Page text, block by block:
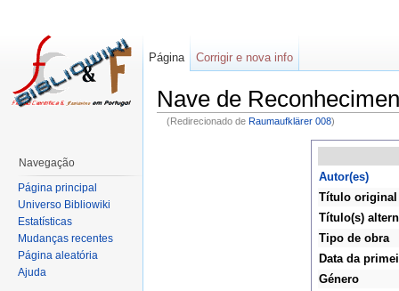
Nave de
(Redirecionado de Raumaufklärer 008)
Autor(es)
Título original
Título(s)
Tipo de obra
Data da
Género
Página Corrigir e nova info
Navegação
Página principal
Universo Bibliowiki
Estatísticas
Mudanças recentes
Página aleatória
Ajuda